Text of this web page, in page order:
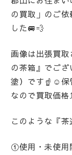
の買取」のご
した🚐💨
画像は出張買
の茶箱』でご
塗）です☝️☺️保
なので買取価格
このような『
①使用・未使用